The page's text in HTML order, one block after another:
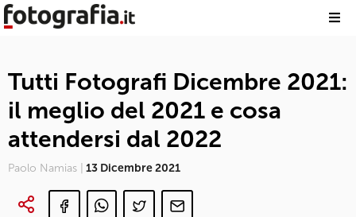
Tutti Fotografi Dicembre 2021:
il meglio del 2021 e cosa
attendersi dal 2022
Paolo Namias | 13 Dicembre 2021